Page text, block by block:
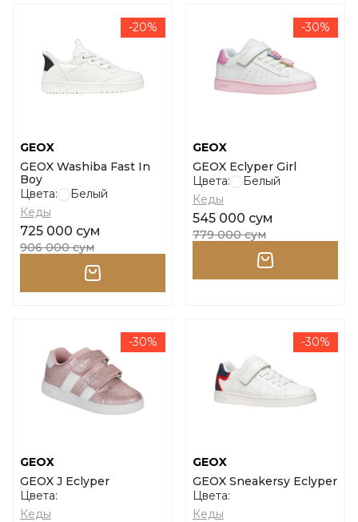
-20%
GEOX
GEOX Washiba Fast In
Boy
Цвета:
Белый
Кеды
725 000 сум
906 000 сум
-30%
GEOX
GEOX Eclyper Girl
Цвета:
Белый
Кеды
545 000 сум
779 000 сум
-30%
GEOX
GEOX J Eclyper
Цвета:
Кеды
-30%
GEOX
GEOX Sneakersy Eclyper
Цвета:
Кеды